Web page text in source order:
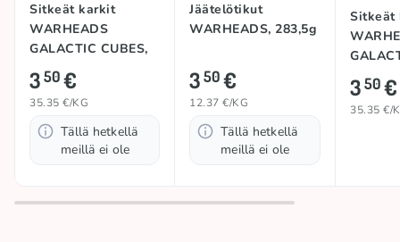
Sitkeät karkit
WARHEADS
GALACTIC CUBES,
99g
350€
35.35 €/KG
Tällä hetkellä
meillä ei ole
Jäätelötikut
WARHEADS, 283,5g
350€
12.37 €/KG
Tällä hetkellä
meillä ei ole
Sitkeät
99g
350€
35.35 €/